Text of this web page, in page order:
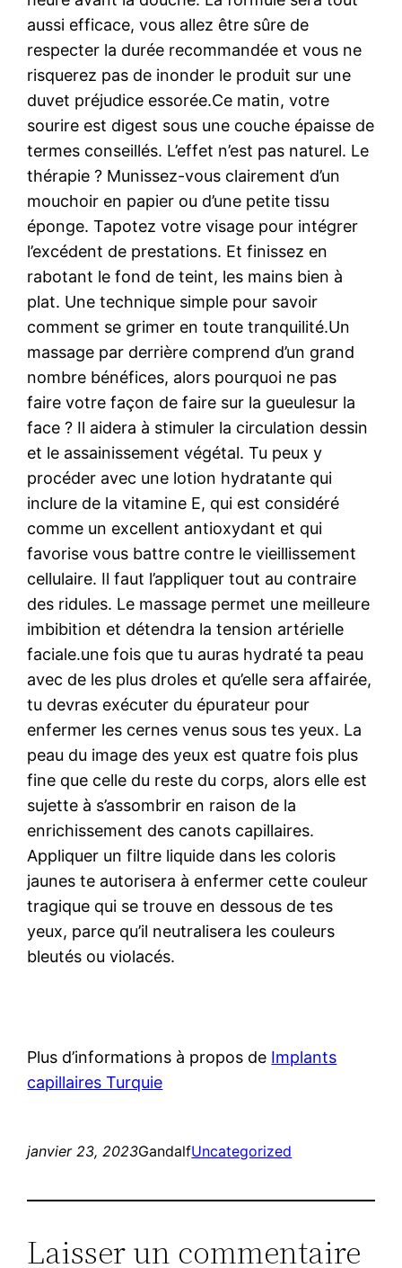
aussi efficace, vous allez être sûre de
respecter la durée recommandée et vous ne
risquerez pas de inonder le produit sur une
duvet préjudice essorée.Ce matin, votre
sourire est digest sous une couche épaisse de
termes conseillés. L’effet n’est pas naturel. Le
thérapie ? Munissez-vous clairement d’un
mouchoir en papier ou d’une petite tissu
éponge. Tapotez votre visage pour intégrer
l’excédent de prestations. Et finissez en
rabotant le fond de teint, les mains bien à
plat. Une technique simple pour savoir
comment se grimer en toute tranquilité.Un
massage par derrière comprend d’un grand
nombre bénéfices, alors pourquoi ne pas
faire votre façon de faire sur la gueulesur la
face ? Il aidera à stimuler la circulation dessin
et le assainissement végétal. Tu peux y
procéder avec une lotion hydratante qui
inclure de la vitamine E, qui est considéré
comme un excellent antioxydant et qui
favorise vous battre contre le vieillissement
cellulaire. Il faut l’appliquer tout au contraire
des ridules. Le massage permet une meilleure
imbibition et détendra la tension artérielle
faciale.une fois que tu auras hydraté ta peau
avec de les plus droles et qu’elle sera affairée,
tu devras exécuter du épurateur pour
enfermer les cernes venus sous tes yeux. La
peau du image des yeux est quatre fois plus
fine que celle du reste du corps, alors elle est
sujette à s’assombrir en raison de la
enrichissement des canots capillaires.
Appliquer un filtre liquide dans les coloris
jaunes te autorisera à enfermer cette couleur
tragique qui se trouve en dessous de tes
yeux, parce qu’il neutralisera les couleurs
bleutés ou violacés.
Plus d’informations à propos de Implants
capillaires Turquie
janvier 23, 2023GandalfUncategorized
Laisser un commentaire